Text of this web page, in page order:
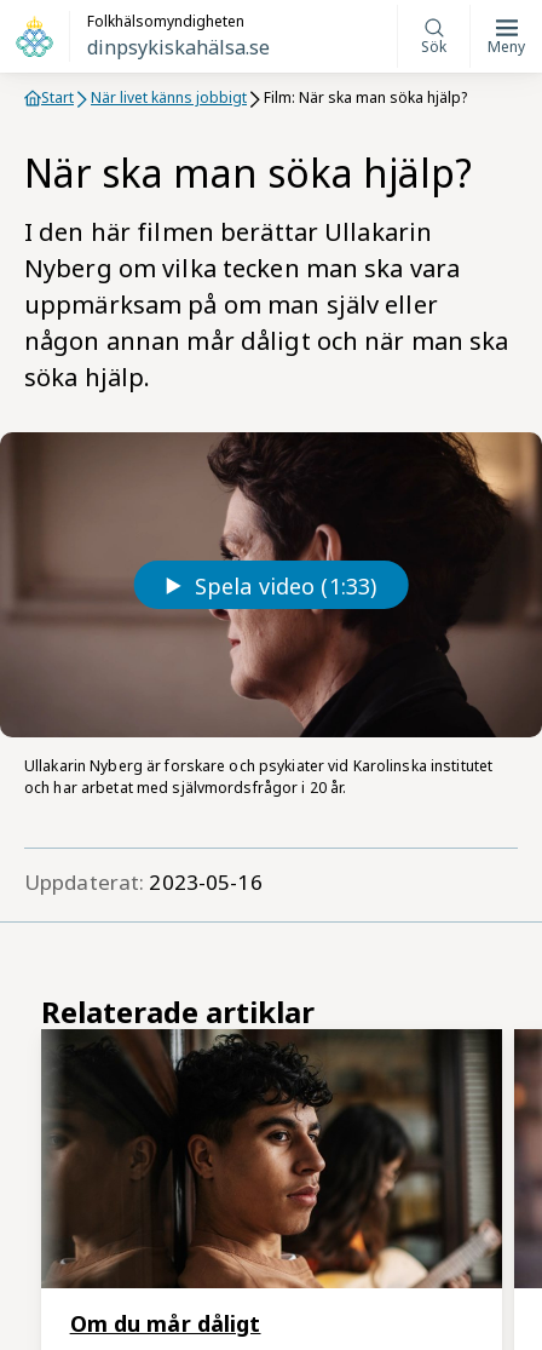
Folkhälsomyndigheten
dinpsykiskahälsa.se Sök Meny
Start När livet känns jobbigt Film: När ska man söka hjälp?
När ska man söka hjälp?
I den här filmen berättar Ullakarin
Nyberg om vilka tecken man ska vara
uppmärksam på om man själv eller
någon annan mår dåligt och när man ska
söka hjälp.
Spela video (1:33)
Ullakarin Nyberg är forskare och psykiater vid Karolinska institutet
och har arbetat med självmordsfrågor i 20 år.
Uppdaterat: 2023-05-16
Relaterade artiklar
Om du mår dåligt